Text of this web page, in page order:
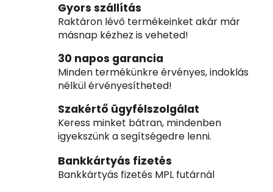
Gyors szállítás
Raktáron lévő termékeinket akár már
másnap kézhez is veheted!
30 napos garancia
Minden termékünkre érvényes, indoklás
nélkül érvényesítheted!
Szakértő ügyfélszolgálat
Keress minket bátran, mindenben
igyekszünk a segítségedre lenni.
Bankkártyás fizetés
Bankkártyás fizetés MPL futárnál